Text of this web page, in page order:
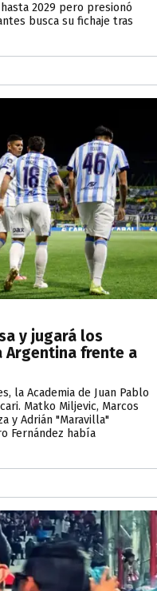
2029 pero presionó
busca su fichaje tras
y jugará los
Argentina frente a
la Academia de Juan Pablo
Matko Miljevic, Marcos
y Adrián "Maravilla"
Fernández había